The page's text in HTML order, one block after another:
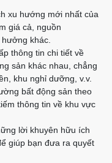
xu hướng mới nhất của
giá cả, nguồn
khác.
thông tin chi tiết về
sản khác nhau, chẳng
khu nghỉ dưỡng, v.v.
bất động sản theo
thông tin về khu vực
lời khuyên hữu ích
giúp bạn đưa ra quyết